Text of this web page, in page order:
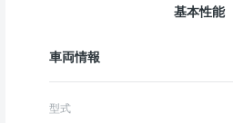
基本性能
車両情報
型式